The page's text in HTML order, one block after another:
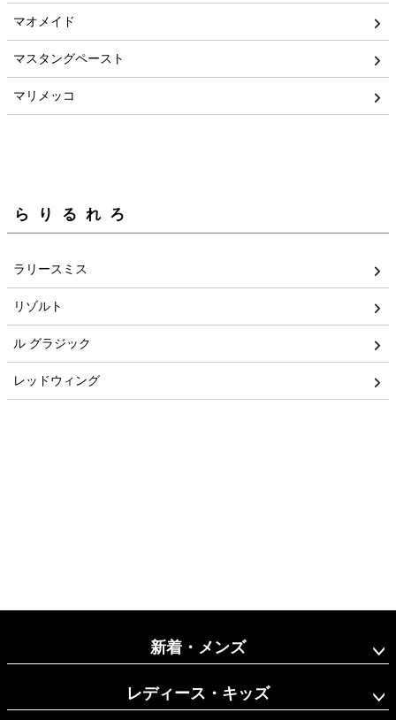
マオメイド
マスタングペースト
マリメッコ
らりるれろ
ラリースミス
リゾルト
ル グラジック
レッドウィング
新着・メンズ
レディース・キッズ